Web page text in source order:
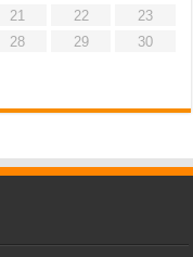
21 22
23
28 29
30